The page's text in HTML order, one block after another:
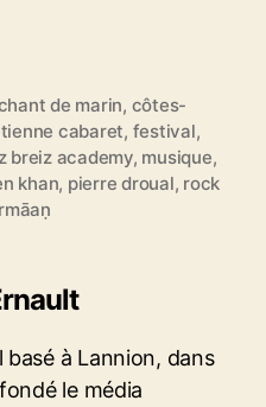
de marin, côtes-
cabaret, festival,
breiz academy, musique,
khan, pierre droual, rock
à Lannion, dans
le média